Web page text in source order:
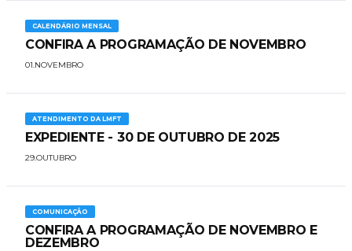
CALENDÁRIO MENSAL
CONFIRA A PROGRAMAÇÃO DE NOVEMBRO
01.NOVEMBRO
ATENDIMENTO DA LMFT
EXPEDIENTE - 30 DE OUTUBRO DE 2025
29.OUTUBRO
COMUNICAÇÃO
CONFIRA A PROGRAMAÇÃO DE NOVEMBRO E
DEZEMBRO